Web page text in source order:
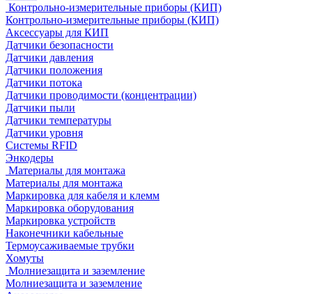
Контрольно-измерительные приборы (КИП)
Контрольно-измерительные приборы (КИП)
Аксессуары для КИП
Датчики безопасности
Датчики давления
Датчики положения
Датчики потока
Датчики проводимости (концентрации)
Датчики пыли
Датчики температуры
Датчики уровня
Системы RFID
Энкодеры
Материалы для монтажа
Материалы для монтажа
Маркировка для кабеля и клемм
Маркировка оборудования
Маркировка устройств
Наконечники кабельные
Термоусаживаемые трубки
Хомуты
Молниезащита и заземление
Молниезащита и заземление